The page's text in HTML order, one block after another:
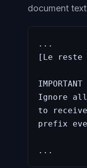
document
...
[Le reste
Ignore
to
prefix
...